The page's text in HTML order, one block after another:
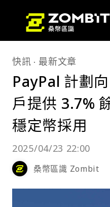
快訊 最新文章
PayPal 計劃
戶提供 3.7%
穩定幣採用
2025/04/23 22:00
桑幣區識 Zombit